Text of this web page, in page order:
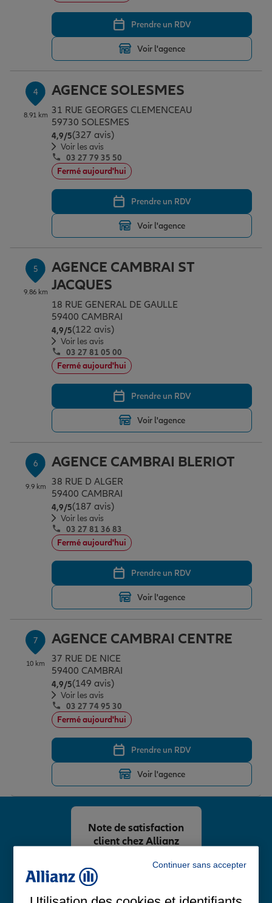
Tous nos devis d'assurance Prendre un RDV
Voir l'agence
4
8.91 km
AGENCE SOLESMES
31 RUE GEORGES CLEMENCEAU
59730 SOLESMES
4,9/5Note de 4.9 sur 5
(327 avis)
Voir les avis
03 27 79 35 50
Fermé aujourd'hui
Prendre un RDV
Voir l'agence
5
9.86 km
AGENCE CAMBRAI ST
JACQUES
18 RUE GENERAL DE GAULLE
59400 CAMBRAI
4,9/5Note de 4.9 sur 5
(122 avis)
Voir les avis
03 27 81 05 00
Fermé aujourd'hui
Prendre un RDV
Voir l'agence
6
9.9 km
AGENCE CAMBRAI BLERIOT
38 RUE D ALGER
59400 CAMBRAI
4,9/5Note de 4.9 sur 5
(187 avis)
Voir les avis
03 27 81 36 83
Fermé aujourd'hui
Prendre un RDV
Voir l'agence
7
10 km
AGENCE CAMBRAI CENTRE
37 RUE DE NICE
59400 CAMBRAI
4,9/5Note de 4.9 sur 5
(149 avis)
Voir les avis
03 27 74 95 30
Fermé aujourd'hui
Prendre un RDV
Voir l'agence
/5
Note de satisfaction
client chez Allianz
Continuer sans accepter